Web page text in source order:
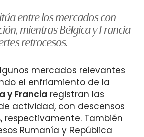
entre los mercados con
mientras Bélgica y Francia
retrocesos.
mercados relevantes
el enfriamiento de la
y Francia registran las
actividad, con descensos
respectivamente. También
Rumanía y República